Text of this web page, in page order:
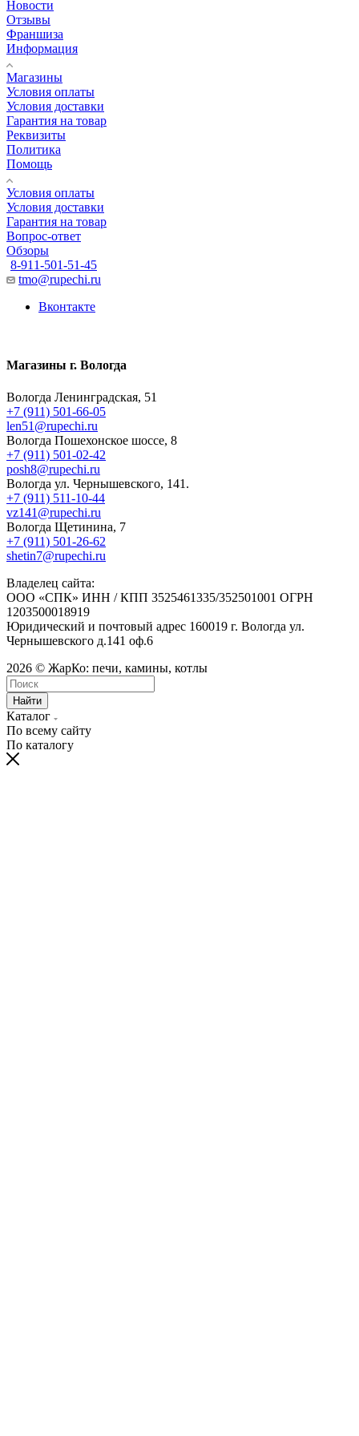
Новости
Отзывы
Франшиза
Информация
Магазины
Условия оплаты
Условия доставки
Гарантия на товар
Реквизиты
Политика
Помощь
Условия оплаты
Условия доставки
Гарантия на товар
Вопрос-ответ
Обзоры
8-911-501-51-45
tmo@rupechi.ru
Вконтакте
Магазины г. Вологда
Вологда Ленинградская, 51
+7 (911) 501-66-05
len51@rupechi.ru
Вологда Пошехонское шоссе, 8
+7 (911) 501-02-42
posh8@rupechi.ru
Вологда ул. Чернышевского, 141.
+7 (911) 511-10-44
vz141@rupechi.ru
Вологда Щетинина, 7
+7 (911) 501-26-62
shetin7@rupechi.ru
Владелец сайта:
ООО «СПК» ИНН / КПП 3525461335/352501001 ОГРН
1203500018919
Юридический и почтовый адрес 160019 г. Вологда ул.
Чернышевского д.141 оф.6
2026 © ЖарКо: печи, камины, котлы
Найти
Каталог
По всему сайту
По каталогу